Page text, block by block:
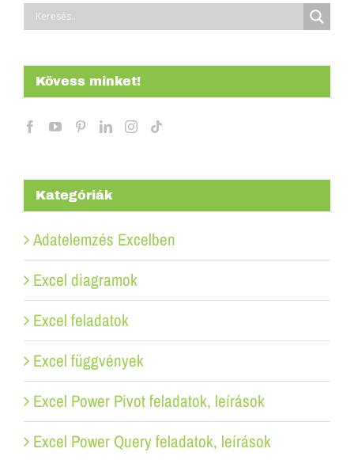
Kövess minket!
Kategóriák
Adatelemzés Excelben
Excel diagramok
Excel feladatok
Excel függvények
Excel Power Pivot feladatok, leírások
Excel Power Query feladatok, leírások